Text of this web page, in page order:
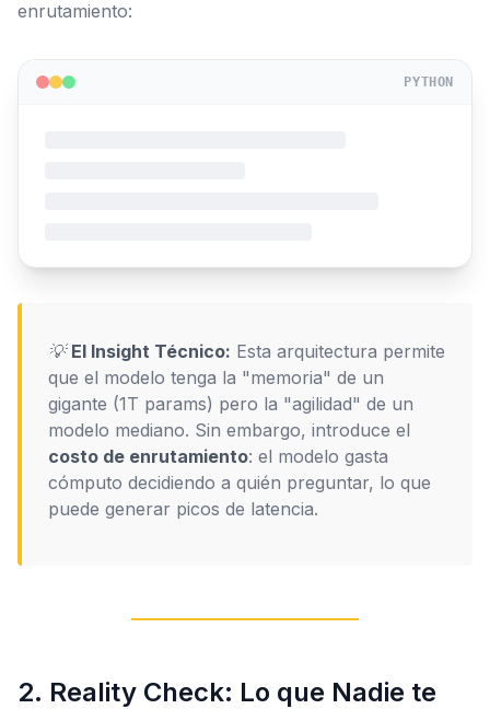
enrutamiento:
PYTHON
💡 El Insight Técnico: Esta arquitectura permite
que el modelo tenga la "memoria" de un
gigante (1T params) pero la "agilidad" de un
modelo mediano. Sin embargo, introduce el
costo de enrutamiento: el modelo gasta
cómputo decidiendo a quién preguntar, lo que
puede generar picos de latencia.
2. Reality Check: Lo que Nadie te